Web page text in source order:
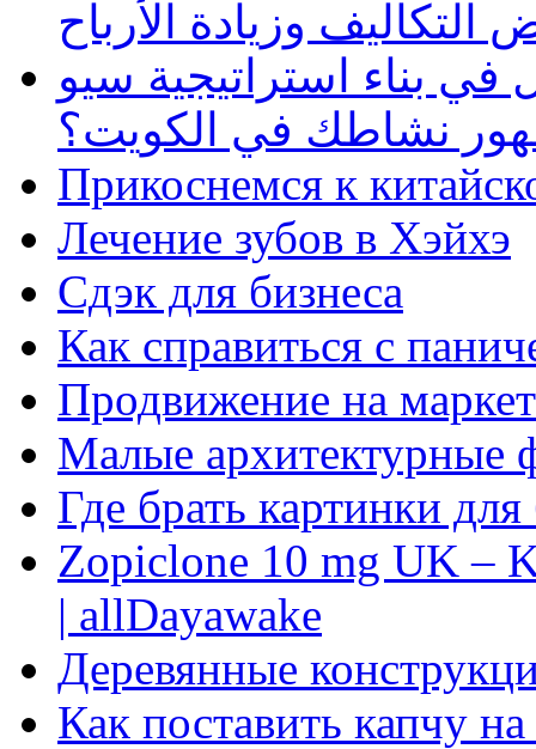
وزيادة الأرباح
بناء استراتيجية سيو
نشاطك في الكويت؟
Прикоснемся к
Лечение зубов в Хэйхэ
Сдэк для бизнеса
Как справиться с
Продвижение на
Малые архитектурные
Где брать картинки
Zopiclone 10 mg UK –
| allDayawake
Деревянные
Как поставить капчу